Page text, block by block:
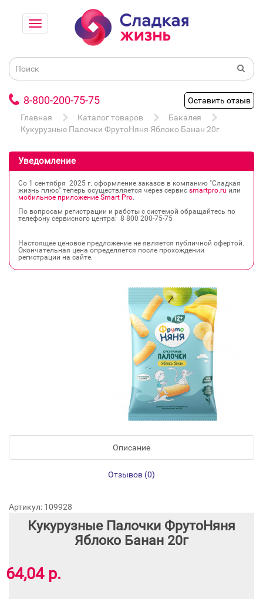
8-800-200-75-75
Оставить отзыв
Главная
Каталог товаров
Бакалея
Кукурузные Палочки ФрутоНяня Яблоко Банан 20г
Уведомление
Со 1 сентября 2025 г. оформление заказов в компанию "Сладкая
жизнь плюс" теперь осуществляется через сервис smartpro.ru или
мобильное приложение Smart Pro.
По вопросам регистрации и работы с системой обращайтесь по
телефону сервисного центра: 8 800 200‐75‐75
Настоящее ценовое предложение не является публичной офертой.
Окончательная цена определяется после прохождении
регистрации на сайте.
Описание
Отзывов (0)
Артикул: 109928
Кукурузные Палочки ФрутоНяня
Яблоко Банан 20г
64,04 р.